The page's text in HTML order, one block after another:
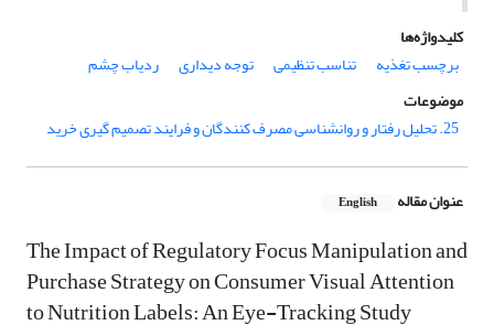
کلیدواژه‌ها
برچسب تغذیه
تناسب تنظیمی توجه دیداری
ردیاب چشم
موضوعات
25. تحلیل رفتار و روانشناسی مصرف کنندگان و فرایند تصمیم گیری خرید
عنوان مقاله English
The Impact of Regulatory Focus Manipulation and
Purchase Strategy on Consumer Visual Attention
to Nutrition Labels: An Eye-Tracking Study